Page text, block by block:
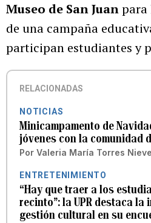
Museo de San Juanpara
de una campaña
participan estudiantes y
RELACIONADAS
NOTICIAS
Minicampamento de
jóvenes con la comunidad
Por Valeria María Torres
ENTRETENIMIENTO
“Hay que traer a los
recinto”: la UPR destaca la
gestión cultural en su